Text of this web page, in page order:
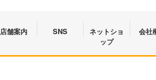
店舗案内 SNS
ネットショ
ップ
会社